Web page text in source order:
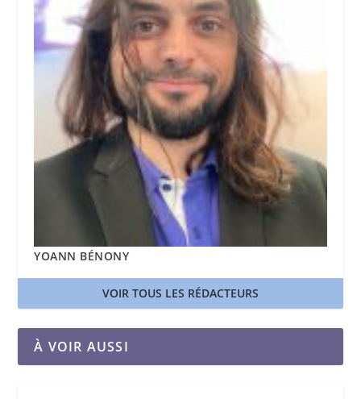
YOANN BÉNONY
VOIR TOUS LES RÉDACTEURS
À VOIR AUSSI